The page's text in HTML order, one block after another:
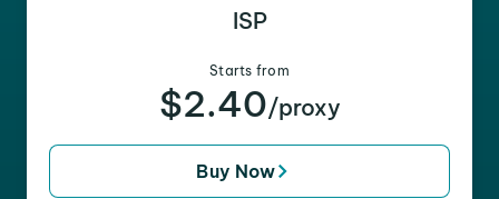
ISP
Starts from
$2.40/proxy
Buy Now